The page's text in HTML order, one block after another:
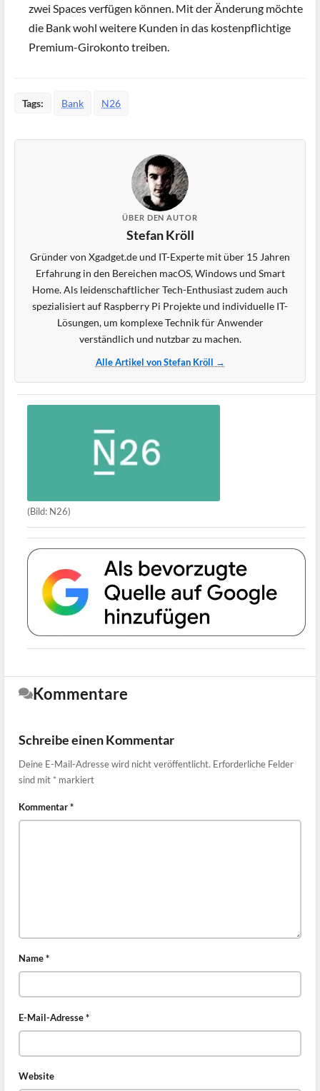
zwei Spaces verfügen können. Mit der Änderung möchte
die Bank wohl weitere Kunden in das kostenpflichtige
Premium-Girokonto treiben.
Tags: Bank N26
ÜBER DEN AUTOR
Stefan Kröll
Gründer von Xgadget.de und IT-Experte mit über 15 Jahren
Erfahrung in den Bereichen macOS, Windows und Smart
Home. Als leidenschaftlicher Tech-Enthusiast zudem auch
spezialisiert auf Raspberry Pi Projekte und individuelle IT-
Lösungen, um komplexe Technik für Anwender
verständlich und nutzbar zu machen.
Alle Artikel von Stefan Kröll →
(Bild: N26)
Kommentare
Schreibe einen Kommentar
Deine E-Mail-Adresse wird nicht veröffentlicht. Erforderliche Felder
sind mit * markiert
Kommentar*
Name*
E-Mail-Adresse*
Website